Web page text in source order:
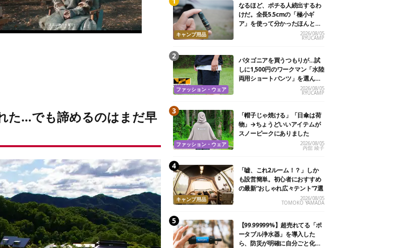
た…でも諦めるのはまだ早
キャンプ用品
なるほど、ポチる人続出するわ
けだ。全長5.5cmの「極小ギ
ア」を使って分かったほんとの
2026/08/05
RYUCAMP
ファッション・ウェア
パタゴニアを買うつもりが…試
しに1,500円のワークマン「水陸
両用ショートパンツ」を選んだ
2026/08/05
RYUCAMP
ファッション・ウェア
「帽子じゃ焼ける」「日傘は荷
物」→ちょうどいいアイテムが
スノーピークにありました
2026/08/05
内舘 綾子
キャンプ用品
「嘘、これ2ルーム！？」しか
も設営簡単。初心者におすすめ
の最新“おしゃれ広々テント”7選
2026/08/05
TOMOKO YAMADA
【99.99999%】超売れてる「ポ
ータブル浄水器」を導入した
ら、防災が明確に自分ごと化し